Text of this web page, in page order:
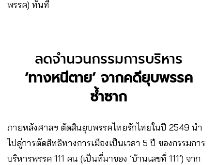
พรรค) ทันที
ลดจำนวนกรรมการบริหาร
‘ทางหนีตาย’ จากคดียุบพรรค
ซ้ำซาก
ภายหลังศาลฯ ตัดสินยุบพรรคไทยรักไทยในปี 2549 นำ
ไปสู่การตัดสิทธิทางการเมืองเป็นเวลา 5 ปี ของกรรมการ
บริหารพรรค 111 คน (เป็นที่มาของ ‘บ้านเลขที่ 111’) จาก